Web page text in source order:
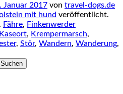
Januar 2017 von travel-dogs.de
mit hund veröffentlicht.
, Fähre, Finkenwerder
Kaseort, Krempermarsch,
, Stör, Wandern, Wanderung,